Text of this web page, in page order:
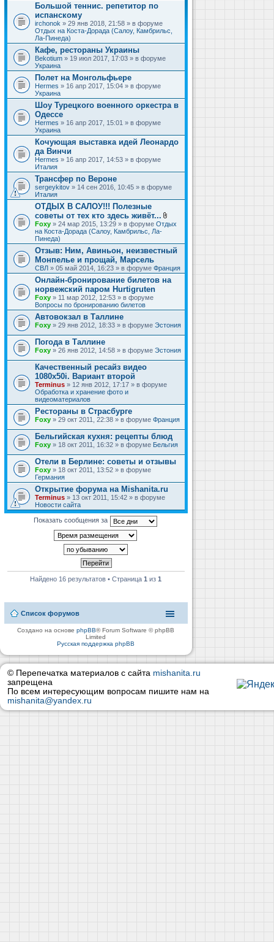
Большой теннис. репетитор по
испанскому
irchonok » 29 янв 2018, 21:58 » в форуме
Отдых на Коста-Дорада (Салоу, Камбрильс,
Ла-Пинеда)
Кафе, рестораны Украины
Bekotium » 19 июл 2017, 17:03 » в форуме
Украина
Полет на Монгольфьере
Hermes » 16 апр 2017, 15:04 » в форуме
Украина
Шоу Турецкого военного оркестра в
Одессе
Hermes » 16 апр 2017, 15:01 » в форуме
Украина
Кочующая выставка идей Леонардо
да Винчи
Hermes » 16 апр 2017, 14:53 » в форуме
Италия
Трансфер по Вероне
sergeykitov » 14 сен 2016, 10:45 » в форуме
Италия
ОТДЫХ В САЛОУ!!! Полезные
советы от тех кто здесь живёт...
В
л
ж
е
и
я
Foxy » 24 мар 2015, 13:29 » в форуме Отдых
на Коста-Дорада (Салоу, Камбрильс, Ла-
Пинеда)
Отзыв: Ним, Авиньон, неизвестный
Монпелье и прощай, Марсель
СВЛ » 05 май 2014, 16:23 » в форуме Франция
Онлайн-бронирование билетов на
норвежский паром Hurtigruten
Foxy » 11 мар 2012, 12:53 » в форуме
Вопросы по бронированию билетов
Автовокзал в Таллине
Foxy » 29 янв 2012, 18:33 » в форуме Эстония
Погода в Таллине
Foxy » 26 янв 2012, 14:58 » в форуме Эстония
Качественный ресайз видео
1080x50i. Вариант второй
Terminus » 12 янв 2012, 17:17 » в форуме
Обработка и хранение фото и
видеоматериалов
Рестораны в Страсбурге
Foxy » 29 окт 2011, 22:38 » в форуме Франция
Бельгийская кухня: рецепты блюд
Foxy » 18 окт 2011, 16:32 » в форуме Бельгия
Отели в Берлине: советы и отзывы
Foxy » 18 окт 2011, 13:52 » в форуме
Германия
Открытие форума на Mishanita.ru
Terminus » 13 окт 2011, 15:42 » в форуме
Новости сайта
Показать сообщения за
Найдено 16 результатов • Страница1 из1
Список форумов
Создано на основеphpBB® Forum Software © phpBB
Limited
Русская поддержка phpBB
© Перепечатка материалов с сайта mishanita.ru
запрещена
По всем интересующим вопросам пишите нам на
mishanita@yandex.ru